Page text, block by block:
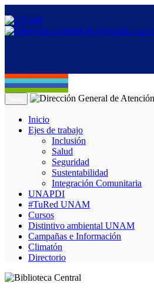
Inicio
Ejes de trabajo
Inclusión
Salud
Seguridad
Sustentabilidad
Integración Comunitaria
UNAPDI
#TuRed UNAM
Cursos
Distintivo ambiental UNAM
Campañas e Información
Climatón
Directorio